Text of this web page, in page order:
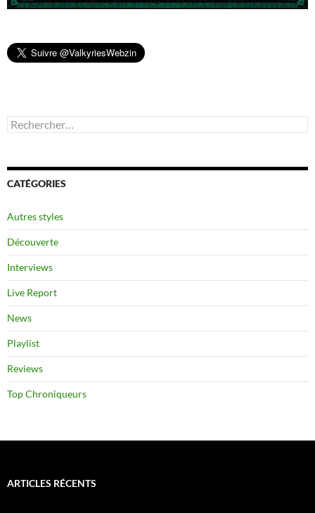
Rechercher :
CATÉGORIES
Autres styles
Découverte
Interviews
Live Report
News
Playlist
Reviews
Top Chroniqueurs
ARTICLES RÉCENTS